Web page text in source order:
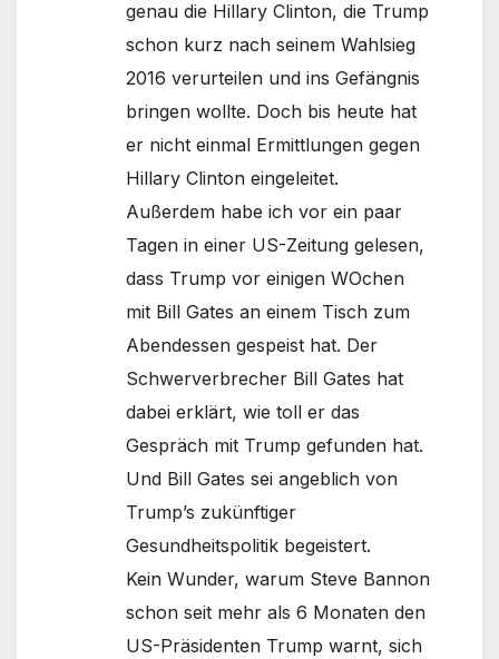
genau die Hillary Clinton, die Trump
schon kurz nach seinem Wahlsieg
2016 verurteilen und ins Gefängnis
bringen wollte. Doch bis heute hat
er nicht einmal Ermittlungen gegen
Hillary Clinton eingeleitet.
Außerdem habe ich vor ein paar
Tagen in einer US-Zeitung gelesen,
dass Trump vor einigen WOchen
mit Bill Gates an einem Tisch zum
Abendessen gespeist hat. Der
Schwerverbrecher Bill Gates hat
dabei erklärt, wie toll er das
Gespräch mit Trump gefunden hat.
Und Bill Gates sei angeblich von
Trump’s zukünftiger
Gesundheitspolitik begeistert.
Kein Wunder, warum Steve Bannon
schon seit mehr als 6 Monaten den
US-Präsidenten Trump warnt, sich